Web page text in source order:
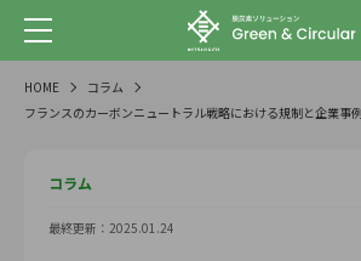
HOME
コラム
フランスのカーボンニュートラル戦略における規制と企業事
コラム
最終更新：2025.01.24